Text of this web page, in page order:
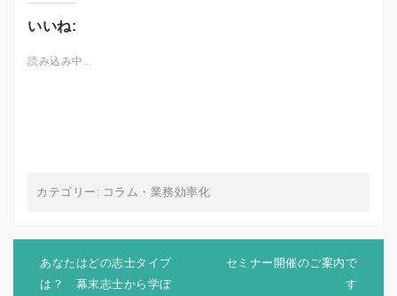
いいね:
読み込み中…
カテゴリー: コラム ・ 業務効率化
あなたはどの志士タイプ
は？ 幕末志士から学ぼ
セミナー開催のご案内で
す